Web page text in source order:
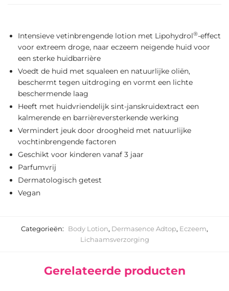
Intensieve vetinbrengende lotion met Lipohydrol®-effect
voor extreem droge, naar eczeem neigende huid voor
een sterke huidbarrière
Voedt de huid met squaleen en natuurlijke oliën,
beschermt tegen uitdroging en vormt een lichte
beschermende laag
Heeft met huidvriendelijk sint-janskruidextract een
kalmerende en barrièreversterkende werking
Vermindert jeuk door droogheid met natuurlijke
vochtinbrengende factoren
Geschikt voor kinderen vanaf 3 jaar
Parfumvrij
Dermatologisch getest
Vegan
Categorieën: Body Lotion, Dermasence Adtop, Eczeem,
Lichaamsverzorging
Gerelateerde producten